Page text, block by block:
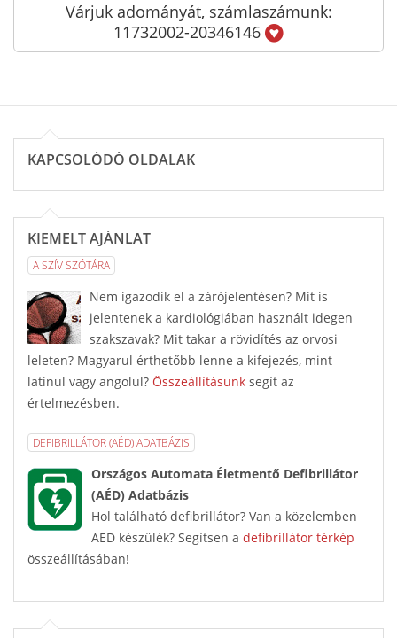
Várjuk adományát, számlaszámunk:
11732002-20346146
KAPCSOLÓDÓ OLDALAK
KIEMELT AJÁNLAT
A SZÍV SZÓTÁRA
Nem igazodik el a zárójelentésen? Mit is
jelentenek a kardiológiában használt idegen
szakszavak? Mit takar a rövidítés az orvosi
leleten? Magyarul érthetőbb lenne a kifejezés, mint
latinul vagy angolul? Összeállításunk segít az
értelmezésben.
DEFIBRILLÁTOR (AÉD) ADATBÁZIS
Országos Automata Életmentő Defibrillátor
(AÉD) Adatbázis
Hol található defibrillátor? Van a közelemben
AED készülék? Segítsen a defibrillátor térkép
összeállításában!